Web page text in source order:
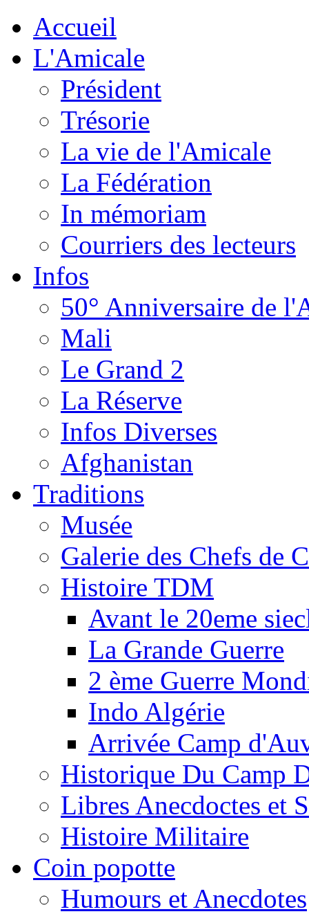
Accueil
L'Amicale
Président
Trésorie
La vie de l'Amicale
La Fédération
In mémoriam
Courriers des lecteurs
Infos
50° Anniversaire de
Mali
Le Grand 2
La Réserve
Infos Diverses
Afghanistan
Traditions
Musée
Galerie des Chefs de
Histoire TDM
Avant le 20eme
La Grande Guerre
2 ème Guerre
Indo Algérie
Arrivée Camp
Historique Du Camp
Libres Anecdoctes et
Histoire Militaire
Coin popotte
Humours et Anecdotes